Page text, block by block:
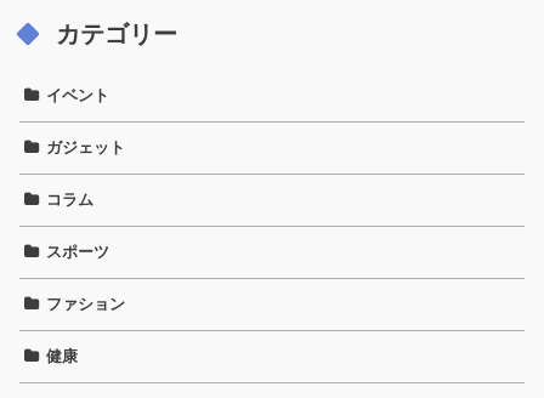
カテゴリー
イベント
ガジェット
コラム
スポーツ
ファション
健康